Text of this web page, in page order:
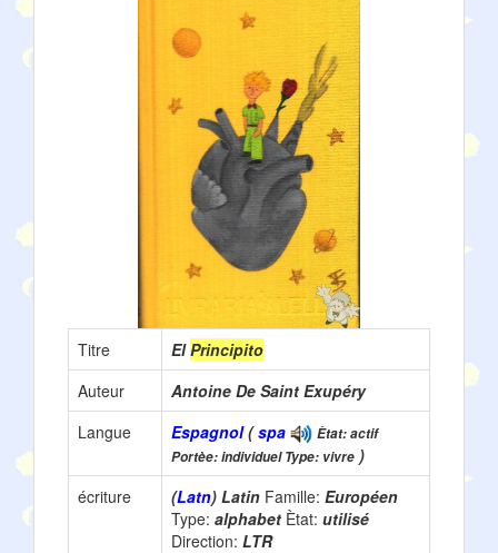
Titre ElPrincipito
Auteur
Antoine De Saint Exupéry
Langue
Espagnol(spa
Ètat: actif
Portèe: individuel Type: vivre )
écriture
(Latn) Latin Famille: Européen
Type: alphabet Ètat: utilisé
Direction: LTR